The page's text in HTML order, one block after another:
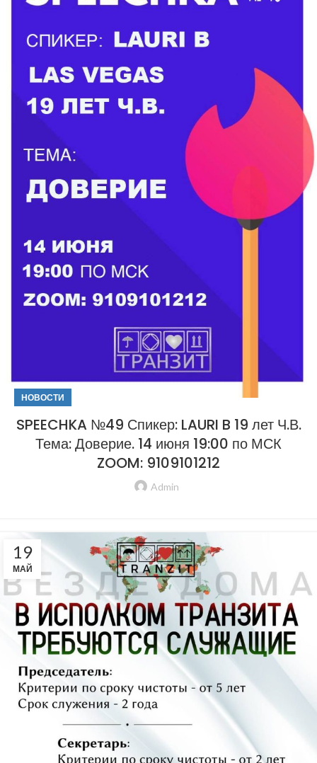
НОВОСТИ
SPEECHKA №49 Спикер: LAURI B 19 лет Ч.В.
Тема: Доверие. 14 июня 19:00 по МСК
ZOOM: 9109101212
Admin
19
МАЙ